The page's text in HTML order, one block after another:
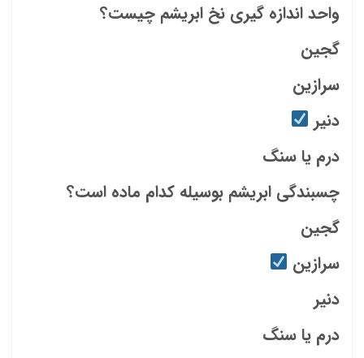
واحد اندازه گیری نخ ابریشم چیست؟
گجین
سرازین
دنیر
درم یا سنگ
چسبندگی ابریشم بوسیله کدام ماده است؟
گجین
سرازین
دنیر
درم یا سنگ